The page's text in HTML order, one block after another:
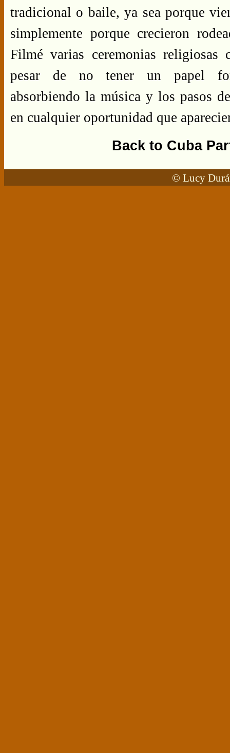
tradicional o baile, ya sea porque
simplemente porque crecieron
Filmé varias ceremonias religiosas
pesar de no tener un papel
absorbiendo la música y los pasos
en cualquier oportunidad que
Back to Cuba
© Lucy